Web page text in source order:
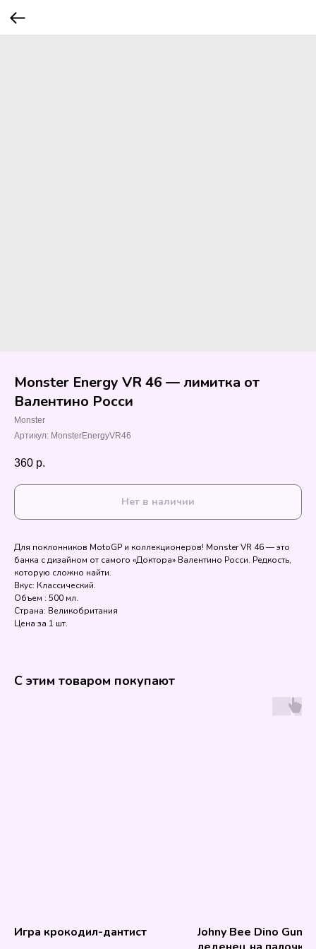
Monster Energy VR 46 — лимитка от
Валентино Росси
Monster
Артикул: MonsterEnergyVR46
360 р.
Нет в наличии
Для поклонников MotoGP и коллекционеров! Monster VR 46 — это
банка с дизайном от самого «Доктора» Валентино Росси. Редкость,
которую сложно найти.
Вкус: Классический.
Объем : 500 мл.
Страна: Великобритания
Цена за 1 шт.
С этим товаром покупают
Игра крокодил-дантист
Johny Bee Dino Gun